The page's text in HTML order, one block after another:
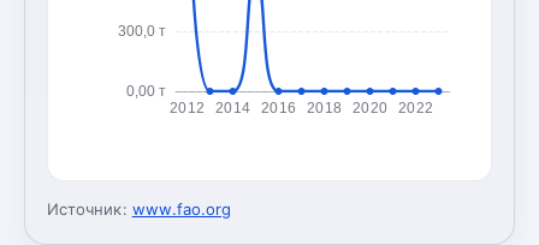
0,00 т
300,0 т
2012 2014 2016 2018 2020 2022
Источник: www.fao.org